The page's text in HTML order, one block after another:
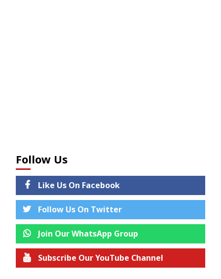
Follow Us
Like Us On Facebook
Follow Us On Twitter
Join Our WhatsApp Group
Subscribe Our YouTube Channel